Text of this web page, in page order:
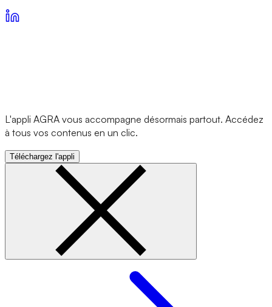
L'appli AGRA vous accompagne désormais partout. Accédez
à tous vos contenus en un clic.
Téléchargez l'appli